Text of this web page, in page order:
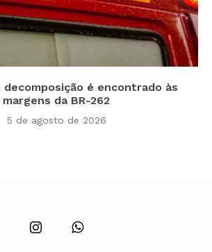
decomposição é encontrado às
margens da BR-262
5 de agosto de 2026